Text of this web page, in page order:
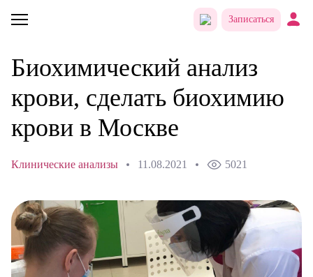
Записаться
Биохимический анализ
крови, сделать биохимию
крови в Москве
Клинические анализы 11.08.2021 5021